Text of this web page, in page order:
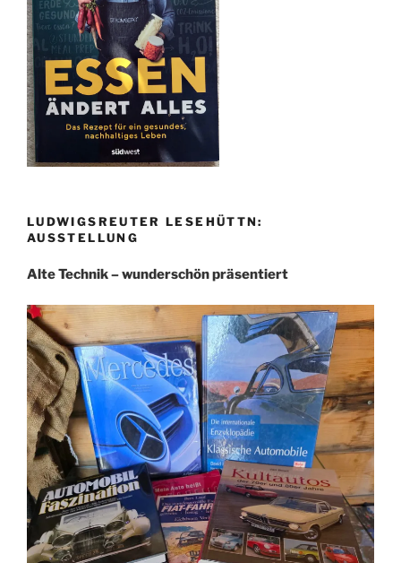
LUDWIGSREUTER LESEHÜTTN:
AUSSTELLUNG
Alte Technik – wunderschön präsentiert